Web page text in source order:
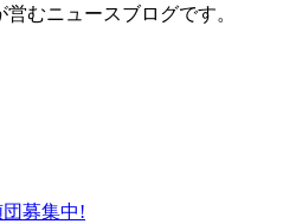
むニュースブログです。
団募集中!